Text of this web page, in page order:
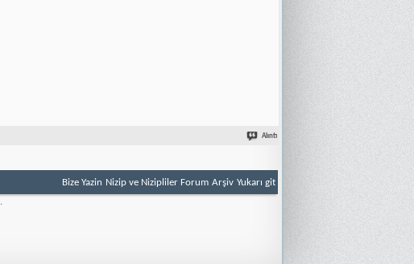
Alıntı
Bize Yazin Nizip ve Nizipliler Forum Arşiv Yukarı git
.